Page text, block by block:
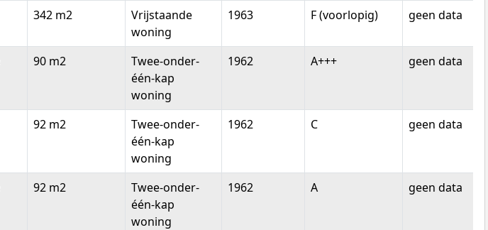
342 m2
Vrijstaande
woning
1963 F (voorlopig) geen data
90 m2
Twee-onder-
één-kap
woning
1962 A+++ geen data
92 m2
Twee-onder-
één-kap
woning
1962 C geen data
92 m2
Twee-onder-
één-kap
woning
1962 A geen data